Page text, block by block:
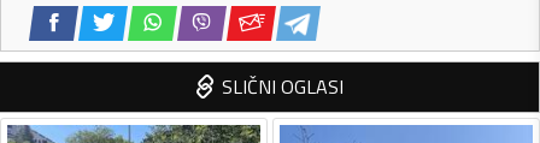
SLIČNI OGLASI